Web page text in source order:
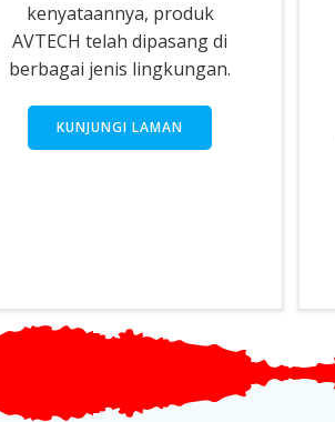
kenyataannya, produk
AVTECH telah dipasang di
berbagai jenis lingkungan.
KUNJUNGI LAMAN